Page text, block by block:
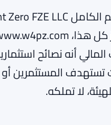
أنه نصائح
تستهدف المستثمرين